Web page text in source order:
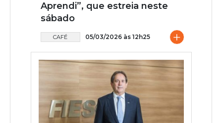
Aprendi”, que estreia neste
sábado
CAFÉ 05/03/2026 às 12h25 +